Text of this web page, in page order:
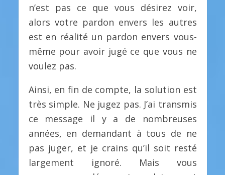
n’est pas ce que vous désirez voir,
alors votre pardon envers les autres
est en réalité un pardon envers vous-
même pour avoir jugé ce que vous ne
voulez pas.
Ainsi, en fin de compte, la solution est
très simple. Ne jugez pas. J’ai transmis
ce message il y a de nombreuses
années, en demandant à tous de ne
pas juger, et je crains qu’il soit resté
largement ignoré. Mais vous